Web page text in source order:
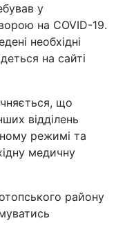
у
на COVID-19.
необхідні
на сайті
що
відділень
режимі та
медичну
району